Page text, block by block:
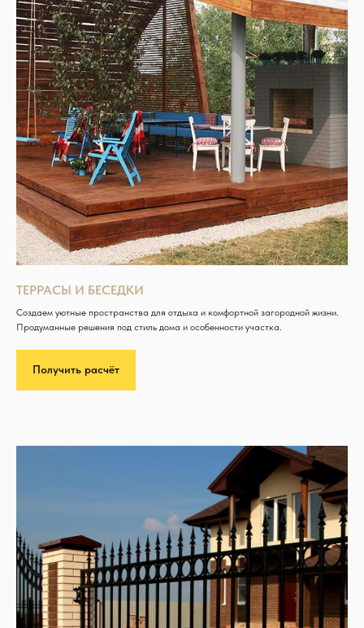
ТЕРРАСЫ И БЕСЕДКИ
Создаем уютные пространства для отдыха и комфортной загородной жизни.
Продуманные решения под стиль дома и особенности участка.
Получить расчёт